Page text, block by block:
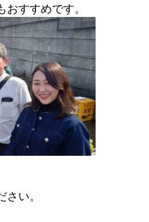
すすめです。
さい。